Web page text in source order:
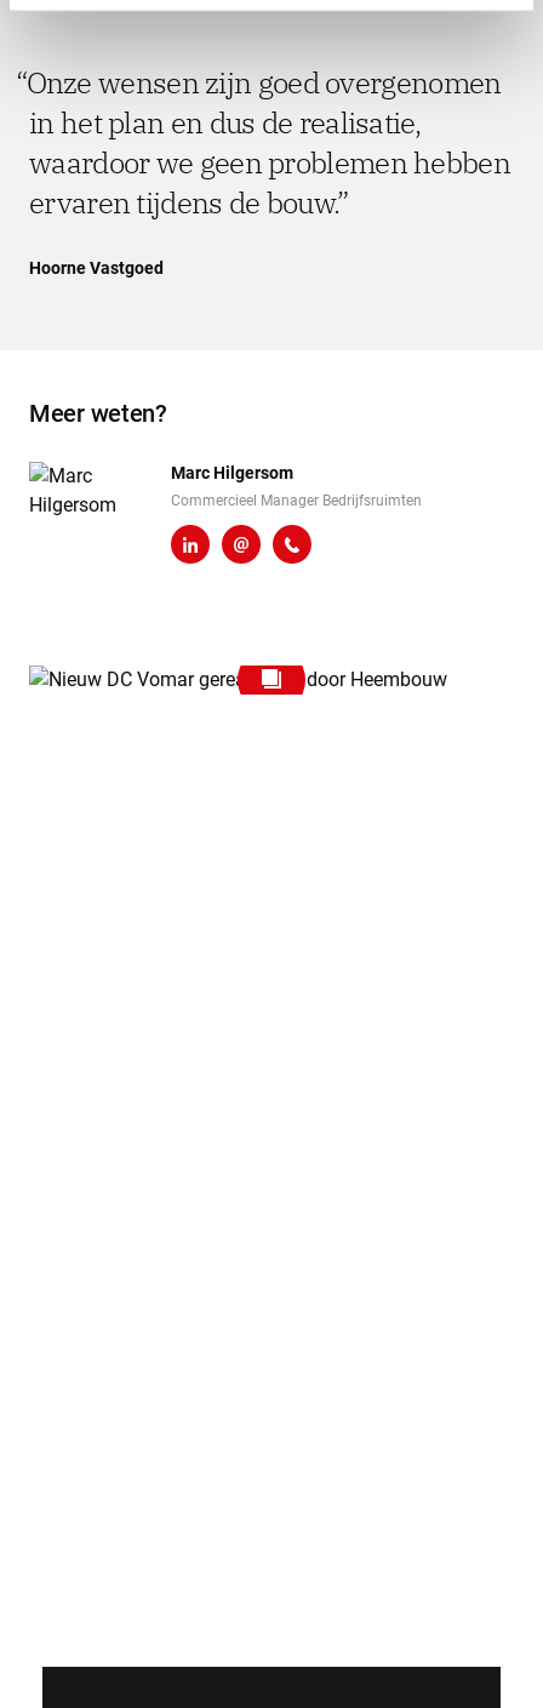
Onze wensen zijn goed overgenomen
in het plan en dus de realisatie,
waardoor we geen problemen hebben
ervaren tijdens de bouw.
Hoorne Vastgoed
Meer weten?
Marc Hilgersom
Commercieel Manager Bedrijfsruimten
LinkedInm.hilgersom@heembouw.nl
06 - 248 810 97